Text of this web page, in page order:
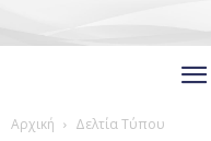
Αρχική Δελτία Τύπου